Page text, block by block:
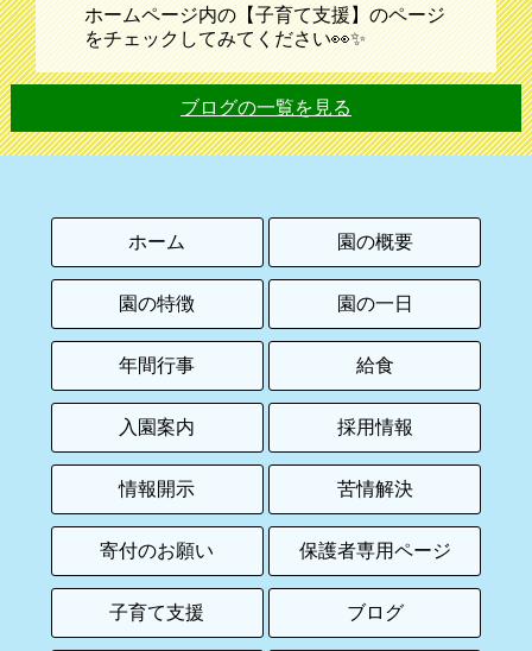
ホームページ内の【子育て支援】のページ
をチェックしてみてください👀✨
ブログの一覧を見る
ホーム 園の概要
園の特徴 園の一日
年間行事 給食
入園案内 採用情報
情報開示 苦情解決
寄付のお願い 保護者専用ページ
子育て支援 ブログ